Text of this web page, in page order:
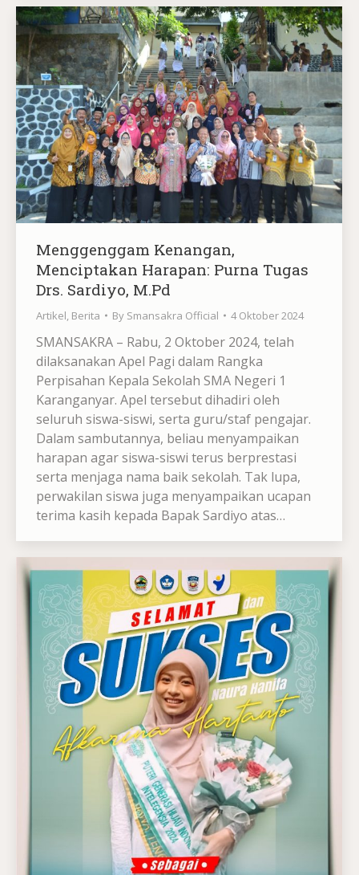
Menggenggam Kenangan,
Menciptakan Harapan: Purna Tugas
Drs. Sardiyo, M.Pd
Artikel Berita By Smansakra Official 4 Oktober 2024
SMANSAKRA – Rabu, 2 Oktober 2024, telah
dilaksanakan Apel Pagi dalam Rangka
Perpisahan Kepala Sekolah SMA Negeri 1
Karanganyar. Apel tersebut dihadiri oleh
seluruh siswa-siswi, serta guru/staf pengajar.
Dalam sambutannya, beliau menyampaikan
harapan agar siswa-siswi terus berprestasi
serta menjaga nama baik sekolah. Tak lupa,
perwakilan siswa juga menyampaikan ucapan
terima kasih kepada Bapak Sardiyo atas…